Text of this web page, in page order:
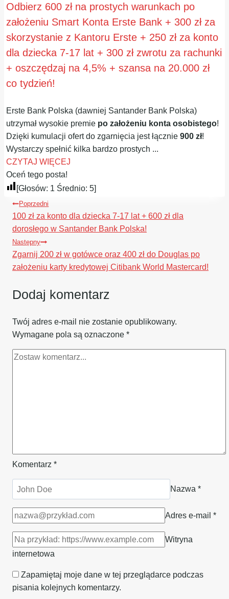
Odbierz 600 zł na prostych warunkach po
założeniu Smart Konta Erste Bank + 300 zł za
skorzystanie z Kantoru Erste + 250 zł za konto
dla dziecka 7-17 lat + 300 zł zwrotu za rachunki
+ oszczędzaj na 4,5% + szansa na 20.000 zł
co tydzień!
Erste Bank Polska (dawniej Santander Bank Polska)
utrzymał wysokie premie po założeniu konta osobistego!
Dzięki kumulacji ofert do zgarnięcia jest łącznie900 zł!
Wystarczy spełnić kilka bardzo prostych ...
CZYTAJ WIĘCEJ
Oceń tego posta!
[Głosów: 1 Średnio:5]
Nawigacja
wpisu
Poprzedni
100 zł za konto dla dziecka 7-17 lat + 600 zł dla
dorosłego w Santander Bank Polska!
Następny
Zgarnij 200 zł w gotówce oraz 400 zł do Douglas po
założeniu karty kredytowej Citibank World Mastercard!
Dodaj komentarz
Twój adres e-mail nie zostanie opublikowany.
Wymagane pola są oznaczone *
Komentarz *
Nazwa *
Adres e-mail *
Witryna
internetowa
Zapamiętaj moje dane w tej przeglądarce podczas
pisania kolejnych komentarzy.